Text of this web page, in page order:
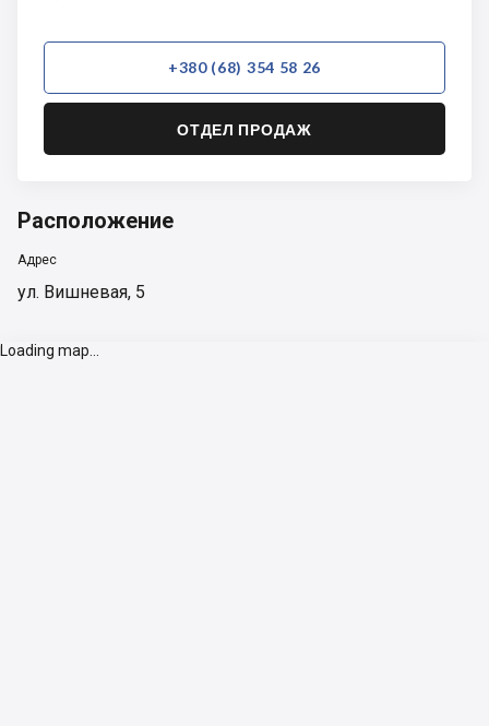
+380 (68) 354 58 26
ОТДЕЛ ПРОДАЖ
Расположение
Адрес
ул. Вишневая, 5
Loading map...